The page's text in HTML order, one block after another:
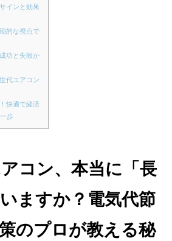
インと効果
的な視点で
功と失敗か
代エアコン
快適で経済
歩
コン、本当に「長
ますか？電気代節
のプロが教える秘